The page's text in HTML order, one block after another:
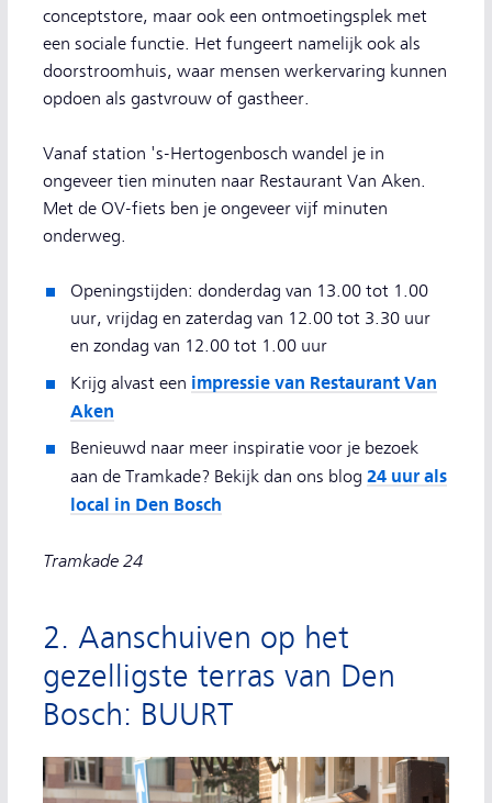
conceptstore, maar ook een ontmoetingsplek met
een sociale functie. Het fungeert namelijk ook als
doorstroomhuis, waar mensen werkervaring kunnen
opdoen als gastvrouw of gastheer.
Vanaf station 's-Hertogenbosch wandel je in
ongeveer tien minuten naar Restaurant Van Aken.
Met de OV-fiets ben je ongeveer vijf minuten
onderweg.
Openingstijden: donderdag van 13.00 tot 1.00
uur, vrijdag en zaterdag van 12.00 tot 3.30 uur
en zondag van 12.00 tot 1.00 uur
Krijg alvast een impressie van Restaurant Van
Aken
Benieuwd naar meer inspiratie voor je bezoek
aan de Tramkade? Bekijk dan ons blog 24 uur als
local in Den Bosch
Tramkade 24
2. Aanschuiven op het
gezelligste terras van Den
Bosch: BUURT